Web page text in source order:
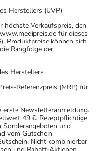
Herstellers (UVP)
höchste Verkaufspreis, den
für dieses
Produktpreise können sich
Rangfolge der
Herstellers
Referenzpreis (MRP) für
erste Newsletteranmeldung.
49 €. Rezeptpflichtige
und
vom Gutschein
Nicht kombinierbar